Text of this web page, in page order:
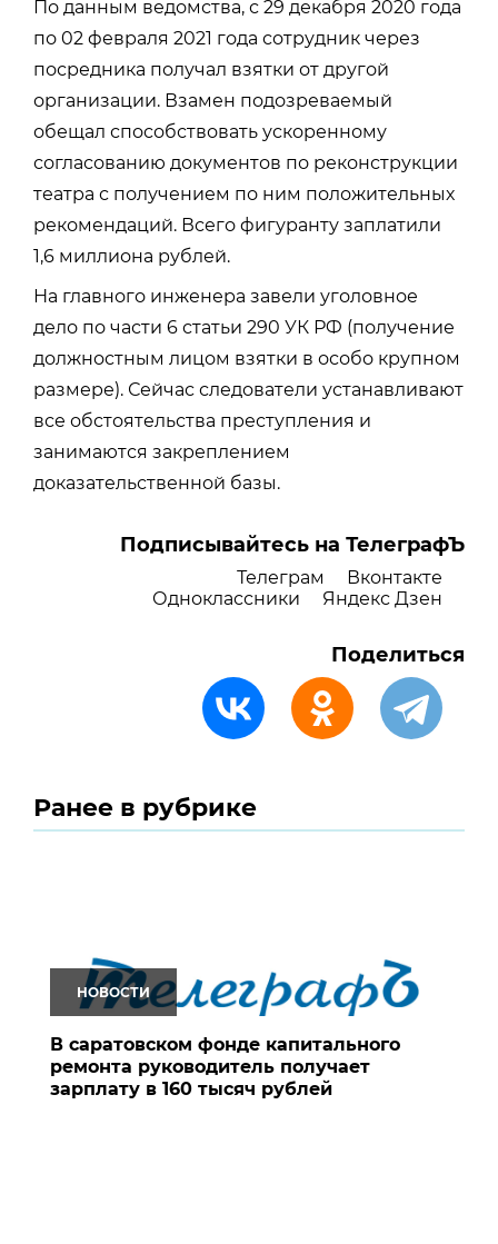
По данным ведомства, с 29 декабря 2020 года
по 02 февраля 2021 года сотрудник через
посредника получал взятки от другой
организации. Взамен подозреваемый
обещал способствовать ускоренному
согласованию документов по реконструкции
театра с получением по ним положительных
рекомендаций. Всего фигуранту заплатили
1,6 миллиона рублей.
На главного инженера завели уголовное
дело по части 6 статьи 290 УК РФ (получение
должностным лицом взятки в особо крупном
размере). Сейчас следователи устанавливают
все обстоятельства преступления и
занимаются закреплением
доказательственной базы.
Подписывайтесь на ТелеграфЪ
Телеграм
Вконтакте
Одноклассники
Яндекс Дзен
Поделиться
Ранее в рубрике
НОВОСТИ
В саратовском фонде капитального
ремонта руководитель получает
зарплату в 160 тысяч рублей